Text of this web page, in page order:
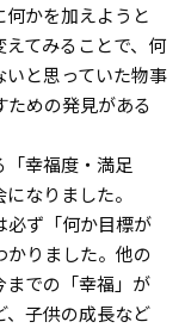
かを加えようと
てみることで、何
と思っていた物事
めの発見がある
幸福度・満足
なりました。
必ず「何か目標が
かりました。他の
までの「幸福」が
、子供の成長など